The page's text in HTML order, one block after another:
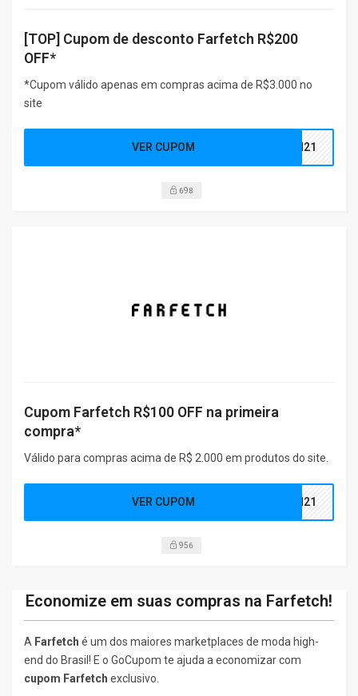
[TOP] Cupom de desconto Farfetch R$200
OFF*
*Cupom válido apenas em compras acima de R$3.000 no
site
VER CUPOM EN21
698
Cupom Farfetch R$100 OFF na primeira
compra*
Válido para compras acima de R$ 2.000 em produtos do site.
VER CUPOM EN21
956
Economize em suas compras na Farfetch!
A Farfetch é um dos maiores marketplaces de moda high-
end do Brasil! E o GoCupom te ajuda a economizar com
cupom Farfetch exclusivo.